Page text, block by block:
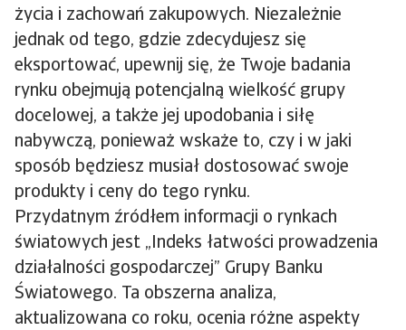
życia i zachowań zakupowych. Niezależnie
jednak od tego, gdzie zdecydujesz się
eksportować, upewnij się, że Twoje badania
rynku obejmują potencjalną wielkość grupy
docelowej, a także jej upodobania i siłę
nabywczą, ponieważ wskaże to, czy i w jaki
sposób będziesz musiał dostosować swoje
produkty i ceny do tego rynku.
Przydatnym źródłem informacji o rynkach
światowych jest „Indeks łatwości prowadzenia
działalności gospodarczej” Grupy Banku
Światowego. Ta obszerna analiza,
aktualizowana co roku, ocenia różne aspekty